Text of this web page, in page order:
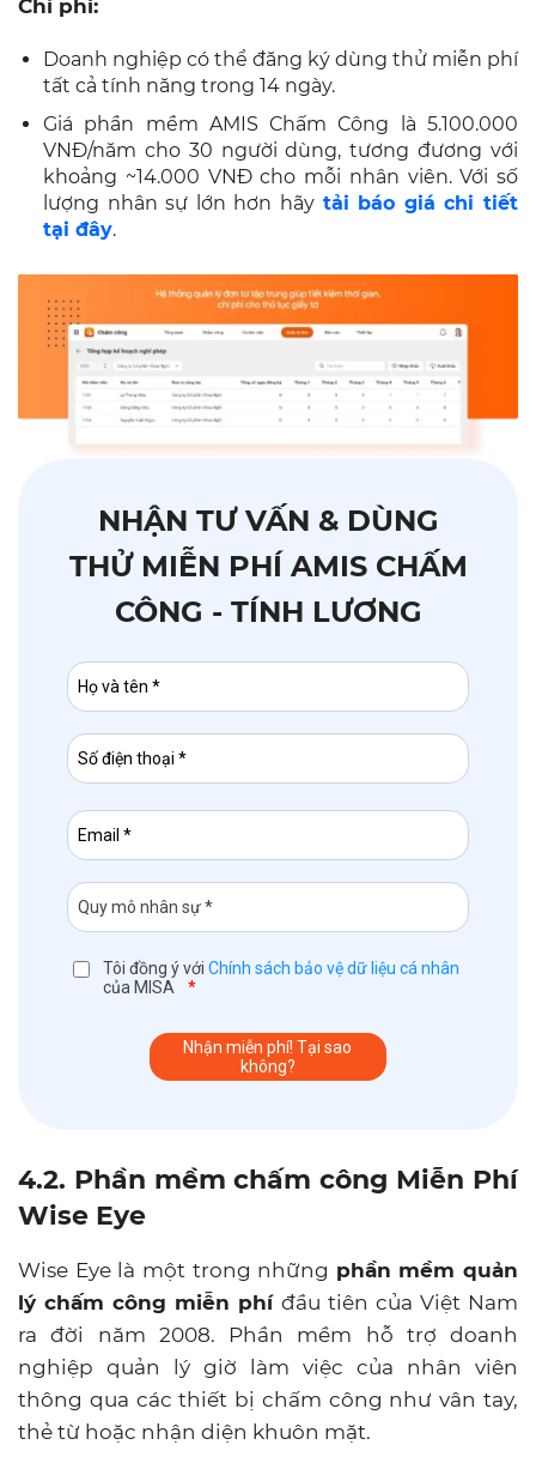
Chi phí:
Doanh nghiệp có thể đăng ký dùng thử miễn phí
tất cả tính năng trong 14 ngày.
Giá phần mềm AMIS Chấm Công là 5.100.000
VNĐ/năm cho 30 người dùng, tương đương với
khoảng ~14.000 VNĐ cho mỗi nhân viên. Với số
lượng nhân sự lớn hơn hãy tải báo giá chi tiết
tại đây.
NHẬN TƯ VẤN & DÙNG
THỬ MIỄN PHÍ AMIS CHẤM
CÔNG - TÍNH LƯƠNG
Tôi đồng ý với Chính sách bảo vệ dữ liệu cá nhân
của MISA
*
4.2. Phần mềm chấm công Miễn Phí
Wise Eye
Wise Eye là một trong những phần mềm quản
lý chấm công miễn phíđầu tiên của Việt Nam
ra đời năm 2008. Phần mềm hỗ trợ doanh
nghiệp quản lý giờ làm việc của nhân viên
thông qua các thiết bị chấm công như vân tay,
thẻ từ hoặc nhận diện khuôn mặt.